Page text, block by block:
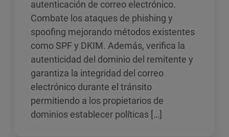
autenticación de correo electrónico.
Combate los ataques de phishing y
spoofing mejorando métodos existentes
como SPF y DKIM. Además, verifica la
autenticidad del dominio del remitente y
garantiza la integridad del correo
electrónico durante el tránsito
permitiendo a los propietarios de
dominios establecer políticas […]